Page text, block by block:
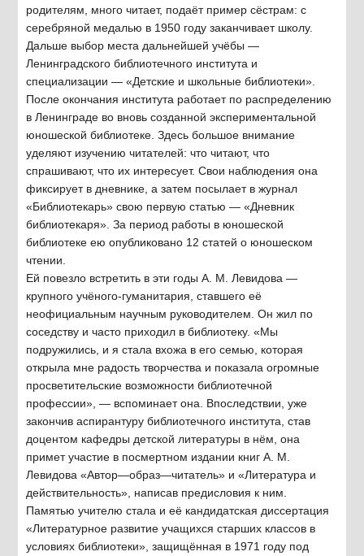
родителям, много читает, подаёт пример сёстрам: с
серебряной медалью в 1950 году заканчивает школу.
Дальше выбор места дальнейшей учёбы —
Ленинградского библиотечного института и
специализации — «Детские и школьные библиотеки».
После окончания института работает по распределению
в Ленинграде во вновь созданной экспериментальной
юношеской библиотеке. Здесь большое внимание
уделяют изучению читателей: что читают, что
спрашивают, что их интересует. Свои наблюдения она
фиксирует в дневнике, а затем посылает в журнал
«Библиотекарь» свою первую статью — «Дневник
библиотекаря». За период работы в юношеской
библиотеке ею опубликовано 12 статей о юношеском
чтении.
Ей повезло встретить в эти годы А. М. Левидова —
крупного учёного-гуманитария, ставшего её
неофициальным научным руководителем. Он жил по
соседству и часто приходил в библиотеку. «Мы
подружились, и я стала вхожа в его семью, которая
открыла мне радость творчества и показала огромные
просветительские возможности библиотечной
профессии», — вспоминает она. Впоследствии, уже
закончив аспирантуру библиотечного института, став
доцентом кафедры детской литературы в нём, она
примет участие в посмертном издании книг А. М.
Левидова «Автор—образ—читатель» и «Литература и
действительность», написав предисловия к ним.
Памятью учителю стала и её кандидатская диссертация
«Литературное развитие учащихся старших классов в
условиях библиотеки», защищённая в 1971 году под